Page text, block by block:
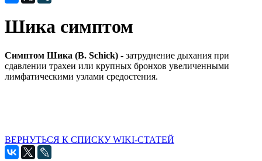
Шика симптом
Симптом Шика (В. Schick) - затруднение дыхания при
сдавлении трахеи или крупных бронхов увеличенными
лимфатическими узлами средостения.
ВЕРНУТЬСЯ К СПИСКУ WIKI-СТАТЕЙ